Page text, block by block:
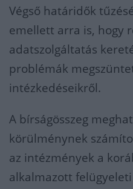
Végső határidők
emellett arra is, hogy
adatszolgáltatás
problémák
intézkedéseikről.
A bírságösszeg
körülménynek
az intézmények a
alkalmazott